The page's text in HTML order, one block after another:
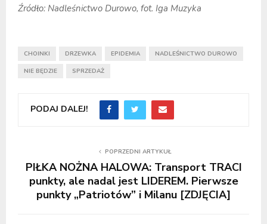
Źródło: Nadleśnictwo Durowo, fot. Iga Muzyka
CHOINKI DRZEWKA EPIDEMIA NADLEŚNICTWO DUROWO
NIE BĘDZIE SPRZEDAŻ
PODAJ DALEJ!
POPRZEDNI ARTYKUŁ
PIŁKA NOŻNA HALOWA: Transport TRACI
punkty, ale nadal jest LIDEREM. Pierwsze
punkty „Patriotów” i Milanu [ZDJĘCIA]